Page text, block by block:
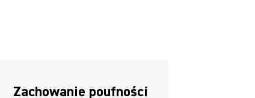
Zachowanie poufności